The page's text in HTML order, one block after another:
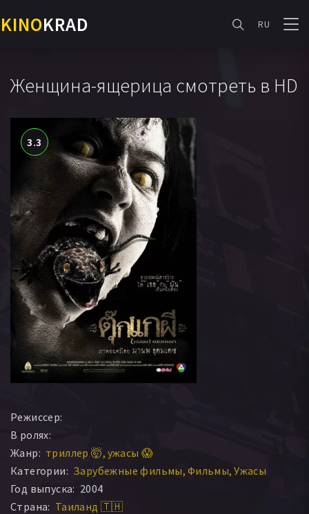
KINOKRAD RU
Женщина-ящерица смотреть в HD
3.3
Режиссер:
В ролях:
Жанр: триллер 🤯 ужасы 😱
Категории: Зарубежные фильмы Фильмы Ужасы
Год выпуска: 2004
Страна: Таиланд 🇹🇭